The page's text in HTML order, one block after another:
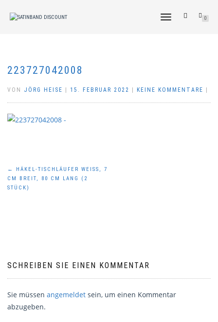
NAVIGATION
0
223727042008
VON JÖRG HEISE 15. FEBRUAR 2022 KEINE KOMMENTARE
Beitragsnavigation
←
HÄKEL-TISCHLÄUFER WEISS, 7 C
M BREIT, 80 CM LANG (2 S
TÜCK)
SCHREIBEN SIE EINEN KOMMENTAR
Sie müssen angemeldet sein, um einen Kommentar
abzugeben.